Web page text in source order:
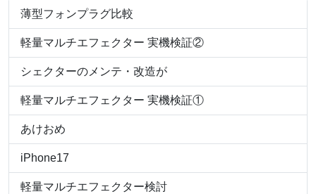
薄型フォンプラグ比較
軽量マルチエフェクター 実機検証②
シェクターのメンテ・改造が
軽量マルチエフェクター 実機検証①
あけおめ
iPhone17
軽量マルチエフェクター検討